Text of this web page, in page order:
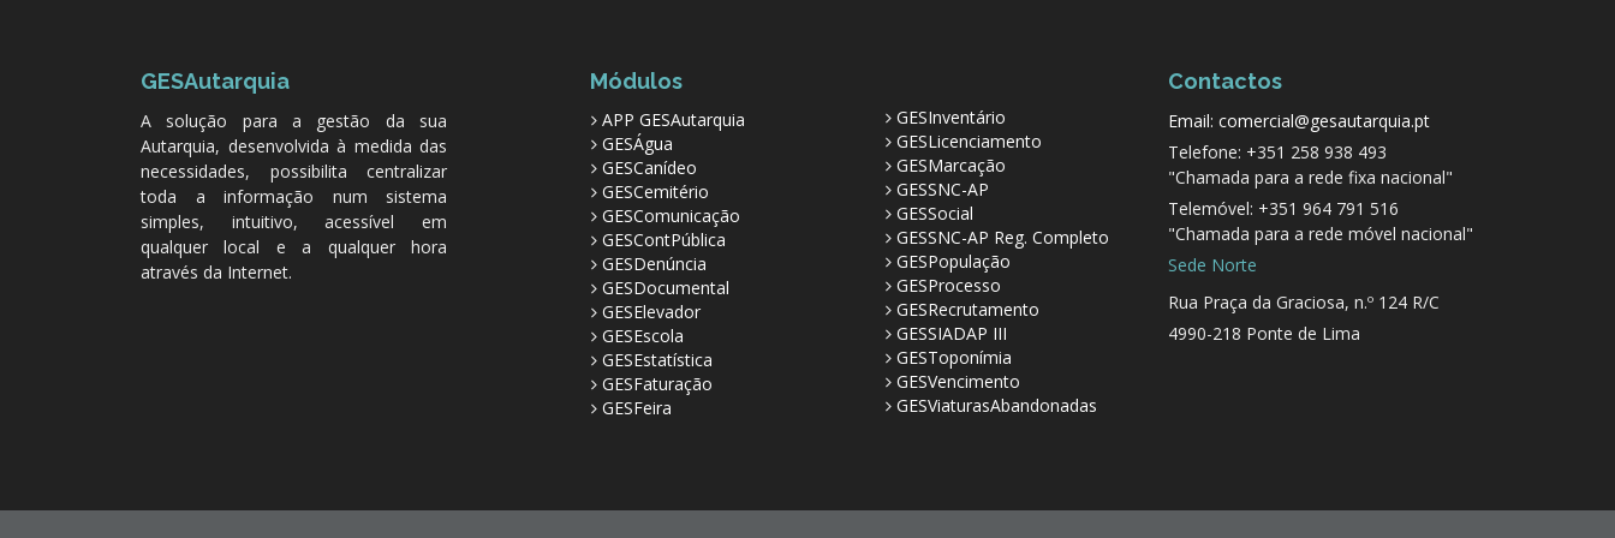
GESAutarquia
A solução para a gestão da sua
Autarquia, desenvolvida à medida das
necessidades, possibilita centralizar
toda a informação num sistema
simples, intuitivo, acessível em
qualquer local e a qualquer hora
através da Internet.
Módulos
APP GESAutarquia
GESÁgua
GESCanídeo
GESCemitério
GESComunicação
GESContPública
GESDenúncia
GESDocumental
GESElevador
GESEscola
GESEstatística
GESFaturação
GESFeira
GESInventário
GESLicenciamento
GESMarcação
GESSNC-AP
GESSocial
GESSNC-AP Reg. Completo
GESPopulação
GESProcesso
GESRecrutamento
GESSIADAP III
GESToponímia
GESVencimento
GESViaturasAbandonadas
Contactos
Email: comercial@gesautarquia.pt
Telefone: +351 258 938 493
"Chamada para a rede fixa nacional"
Telemóvel: +351 964 791 516
"Chamada para a rede móvel nacional"
Sede Norte
Rua Praça da Graciosa, n.º 124 R/C
4990-218 Ponte de Lima